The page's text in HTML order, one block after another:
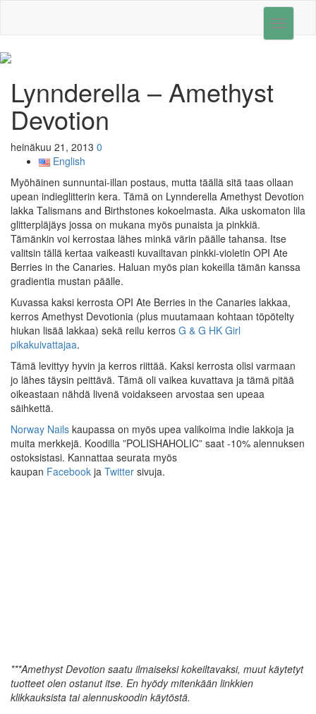
Toggle
Lynnderella – Amethyst
Devotion
heinäkuu 21, 2013 0
English
Myöhäinen sunnuntai-illan postaus, mutta täällä sitä taas ollaan
upean indieglitterin kera. Tämä on Lynnderella Amethyst Devotion
lakka Talismans and Birthstones kokoelmasta. Aika uskomaton lila
glitterpläjäys jossa on mukana myös punaista ja pinkkiä.
Tämänkin voi kerrostaa lähes minkä värin päälle tahansa. Itse
valitsin tällä kertaa vaikeasti kuvailtavan pinkki-violetin OPI Ate
Berries in the Canaries. Haluan myös pian kokeilla tämän kanssa
gradientia mustan päälle.
Kuvassa kaksi kerrosta OPI Ate Berries in the Canaries lakkaa,
kerros Amethyst Devotionia (plus muutamaan kohtaan töpötelty
hiukan lisää lakkaa) sekä reilu kerros G & G HK Girl
pikakuivattajaa.
Tämä levittyy hyvin ja kerros riittää. Kaksi kerrosta olisi varmaan
jo lähes täysin peittävä. Tämä oli vaikea kuvattava ja tämä pitää
oikeastaan nähdä livenä voidakseen arvostaa sen upeaa
säihkettä.
Norway Nails kaupassa on myös upea valikoima indie lakkoja ja
muita merkkejä. Koodilla ”POLISHAHOLIC” saat -10% alennuksen
ostoksistasi. Kannattaa seurata myös
kaupan Facebook ja Twitter sivuja.
***Amethyst Devotion saatu ilmaiseksi kokeiltavaksi, muut käytetyt
tuotteet olen ostanut itse. En hyödy mitenkään linkkien
klikkauksista tai alennuskoodin käytöstä.